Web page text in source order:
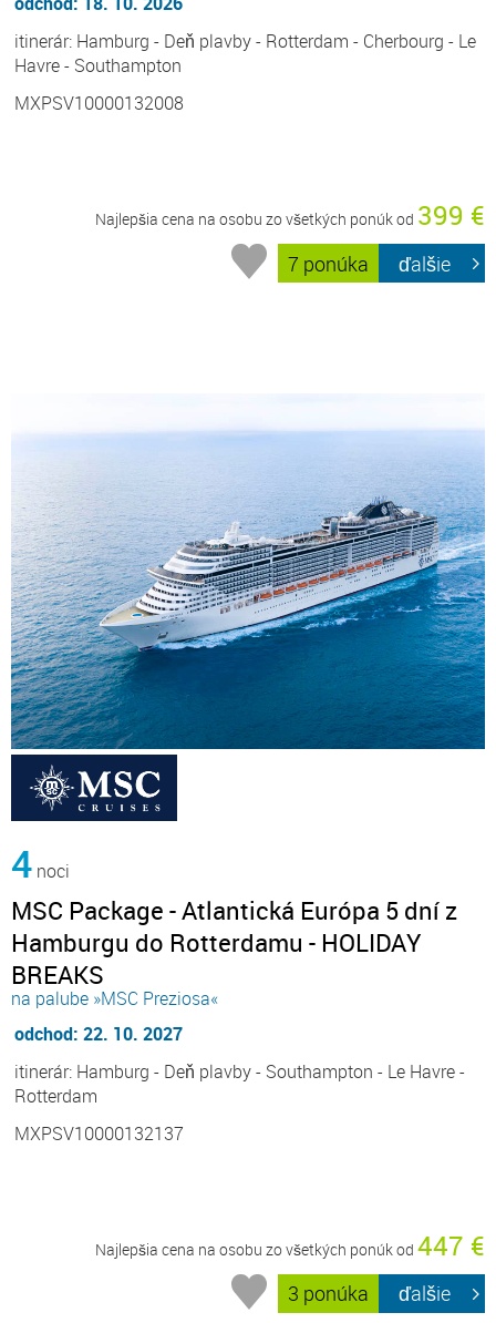
itinerár: Hamburg - Deň plavby - Rotterdam - Cherbourg - Le
Havre - Southampton
MXPSV10000132008
Najlepšia cena na osobu zo všetkých ponúk od 399 €
7 ponúka ďalšie
4 noci
MSC Package - Atlantická Európa 5 dní z
Hamburgu do Rotterdamu - HOLIDAY
BREAKS
na palube »MSC Preziosa«
odchod: 22. 10. 2027
itinerár: Hamburg - Deň plavby - Southampton - Le Havre -
Rotterdam
MXPSV10000132137
Najlepšia cena na osobu zo všetkých ponúk od 447 €
3 ponúka ďalšie